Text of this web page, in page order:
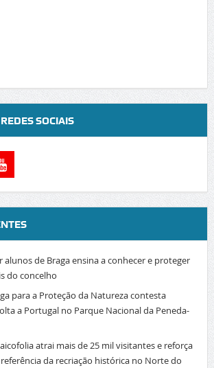
SOCIAIS
alunos de Braga ensina a conhecer e proteger
do concelho
para a Proteção da Natureza contesta
a Portugal no Parque Nacional da Peneda-
atrai mais de 25 mil visitantes e reforça
da recriação histórica no Norte do